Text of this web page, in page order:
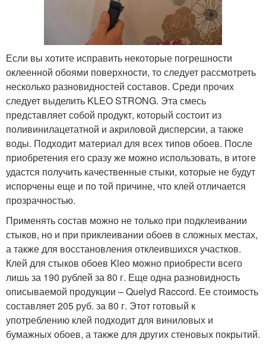
Если вы хотите исправить некоторые погрешности
оклеенной обоями поверхности, то следует рассмотреть
несколько разновидностей составов. Среди прочих
следует выделить KLEO STRONG. Эта смесь
представляет собой продукт, который состоит из
поливинилацетатной и акриловой дисперсии, а также
воды. Подходит материал для всех типов обоев. После
приобретения его сразу же можно использовать, в итоге
удастся получить качественные стыки, которые не будут
испорчены еще и по той причине, что клей отличается
прозрачностью.
Применять состав можно не только при подклеивании
стыков, но и при приклеивании обоев в сложных местах,
а также для восстановления отклеившихся участков.
Клей для стыков обоев Kleo можно приобрести всего
лишь за 190 рублей за 80 г. Еще одна разновидность
описываемой продукции – Quelyd Raccord. Ее стоимость
составляет 205 руб. за 80 г. Этот готовый к
употреблению клей подходит для виниловых и
бумажных обоев, а также для других стеновых покрытий.